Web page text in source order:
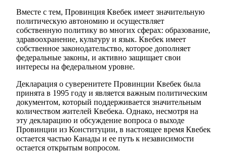
Вместе с тем, Провинция Квебек имеет значительную
политическую автономию и осуществляет
собственную политику во многих сферах: образование,
здравоохранение, культуру и язык. Квебек имеет
собственное законодательство, которое дополняет
федеральные законы, и активно защищает свои
интересы на федеральном уровне.
Декларация о суверенитете Провинции Квебек была
принята в 1995 году и является важным политическим
документом, который поддерживается значительным
количеством жителей Квебека. Однако, несмотря на
эту декларацию и обсуждение вопроса о выходе
Провинции из Конституции, в настоящее время Квебек
остается частью Канады и ее путь к независимости
остается открытым вопросом.